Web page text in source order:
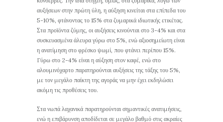
αυξήσεων στην πρώτη ύλη, η αύξηση κινείται στα επίπεδα του
5-10%, φτάνοντας το 15% στα ζυμαρικά ιδιωτικής ετικέτας.
Στα προϊόντα ζύμης, οι αυξήσεις κινούνται στο 3-4% και στα
συσκευασμένα άλευρα γύρω στο 5%, ενώ αξιοσημείωτη είναι
η ανατίμηση στο φρέσκο ψωμί, που φτάνει περίπου 15%.
Γύρω στο 2-4% είναι η αύξηση στον καφέ, ενώ στο
αλουμινόχαρτο παρατηρούνται αυξήσεις της τάξης του 5%,
με τον μεγάλο παίκτη της αγοράς να μην έχει εκδηλώσει
ακόμη τις προθέσεις του.
Στα νωπά λαχανικά παρατηρούνται σημαντικές ανατιμήσεις,
ενώ η επιβάρυνση αποδίδεται σε μεγάλο βαθμό στις ακραίες